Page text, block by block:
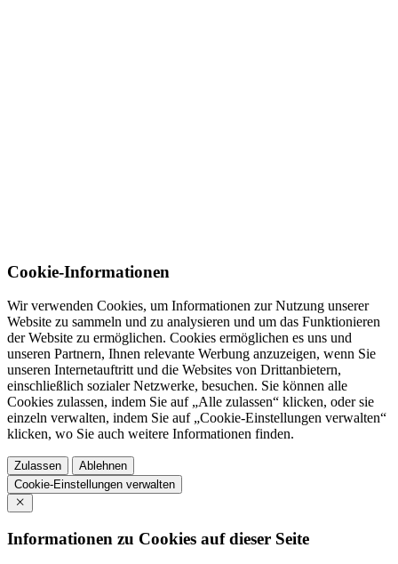
Cookie-Informationen
Wir verwenden Cookies, um Informationen zur Nutzung unserer
Website zu sammeln und zu analysieren und um das Funktionieren
der Website zu ermöglichen. Cookies ermöglichen es uns und
unseren Partnern, Ihnen relevante Werbung anzuzeigen, wenn Sie
unseren Internetauftritt und die Websites von Drittanbietern,
einschließlich sozialer Netzwerke, besuchen. Sie können alle
Cookies zulassen, indem Sie auf „Alle zulassen“ klicken, oder sie
einzeln verwalten, indem Sie auf „Cookie-Einstellungen verwalten“
klicken, wo Sie auch weitere Informationen finden.
Zulassen
Ablehnen
Cookie-Einstellungen verwalten
Informationen zu Cookies auf dieser Seite